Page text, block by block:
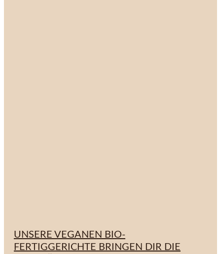
UNSERE VEGANEN BIO-
FERTIGGERICHTE BRINGEN DIR DIE